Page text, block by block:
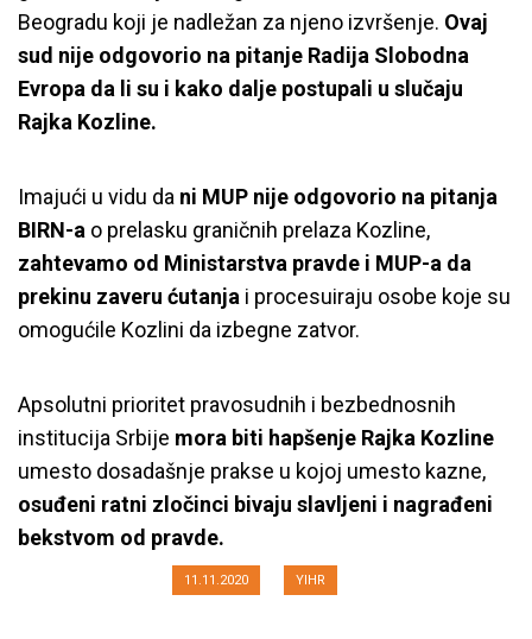
Osuđenom ratnom zločincu Rajku
Kozlini mesto je u zatvoru, ne u
Vojsci Srbije
11.11.2020 YIHR
Beogradu koji je nadležan za njeno izvršenje. Ovaj
sud nije odgovorio na pitanje Radija Slobodna
Evropa da li su i kako dalje postupali u slučaju
Rajka Kozline.
Imajući u vidu da ni MUP nije odgovorio na pitanja
BIRN-a o prelasku graničnih prelaza Kozline,
zahtevamo od Ministarstva pravde i MUP-a da
prekinu zaveru ćutanja i procesuiraju osobe koje su
omogućile Kozlini da izbegne zatvor.
Apsolutni prioritet pravosudnih i bezbednosnih
institucija Srbije mora biti hapšenje Rajka Kozline
umesto dosadašnje prakse u kojoj umesto kazne,
osuđeni ratni zločinci bivaju slavljeni i nagrađeni
bekstvom od pravde.